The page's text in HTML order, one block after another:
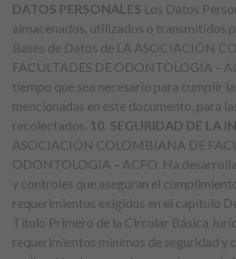
DATOS PERSONALES Los Datos
almacenados, utilizados o transmitidos
Bases de Datos de LA ASOCIACIÓN
FACULTADES DE ODONTOLOGIA –
tiempo que sea necesario para cumplir
mencionadas en este documento, para
recolectados. 10. SEGURIDAD DE LA
ASOCIACIÓN COLOMBIANA DE
ODONTOLOGIA – ACFO. Ha
y controles que aseguran el
requerimientos exigidos en el capítulo
Título Primero de la Circular Básica
requerimientos mínimos de seguridad y